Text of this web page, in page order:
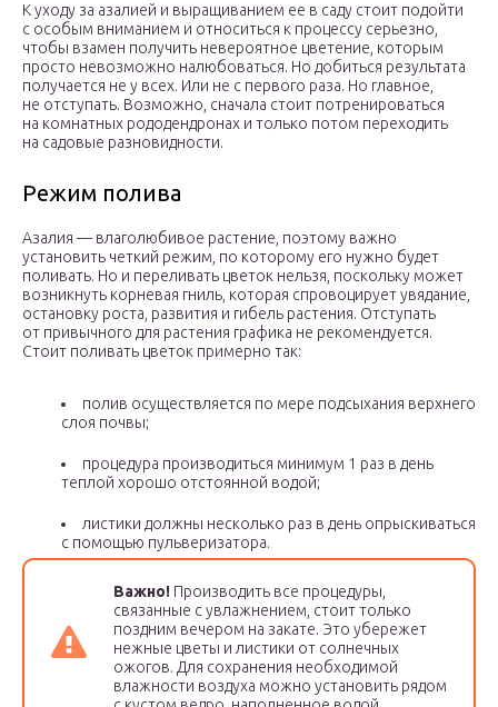
К уходу за азалией и выращиванием ее в саду стоит подойти
с особым вниманием и относиться к процессу серьезно,
чтобы взамен получить невероятное цветение, которым
просто невозможно налюбоваться. Но добиться результата
получается не у всех. Или не с первого раза. Но главное,
не отступать. Возможно, сначала стоит потренироваться
на комнатных рододендронах и только потом переходить
на садовые разновидности.
Режим полива
Азалия — влаголюбивое растение, поэтому важно
установить четкий режим, по которому его нужно будет
поливать. Но и переливать цветок нельзя, поскольку может
возникнуть корневая гниль, которая спровоцирует увядание,
остановку роста, развития и гибель растения. Отступать
от привычного для растения графика не рекомендуется.
Стоит поливать цветок примерно так:
полив осуществляется по мере подсыхания верхнего
слоя почвы;
процедура производиться минимум 1 раз в день
теплой хорошо отстоянной водой;
листики должны несколько раз в день опрыскиваться
с помощью пульверизатора.
Важно! Производить все процедуры,
связанные с увлажнением, стоит только
поздним вечером на закате. Это убережет
нежные цветы и листики от солнечных
ожогов. Для сохранения необходимой
влажности воздуха можно установить рядом